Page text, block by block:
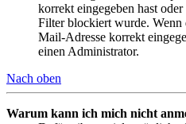
korrekt eingegeben hast
Filter blockiert wurde. Wenn
Mail-Adresse korrekt
einen Administrator.
Nach oben
Warum kann ich mich nicht